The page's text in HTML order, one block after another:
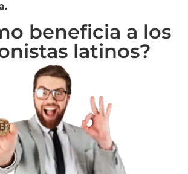
beneficia a los
latinos?